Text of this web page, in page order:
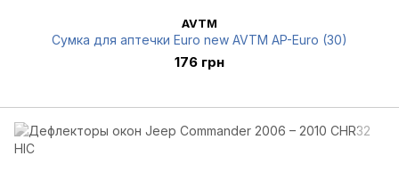
AVTM
Сумка для аптечки Euro new AVTM AP-Euro (30)
176 грн